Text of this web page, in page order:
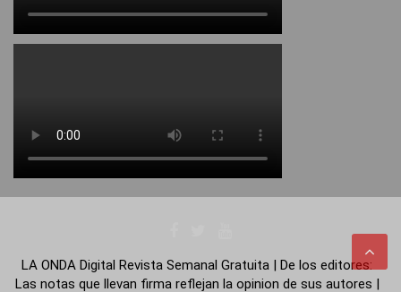
LA ONDA Digital Revista Semanal Gratuita | De los editores:
Las notas que llevan firma reflejan la opinion de sus autores |